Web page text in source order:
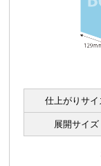
仕上がりサイ
展開サイズ